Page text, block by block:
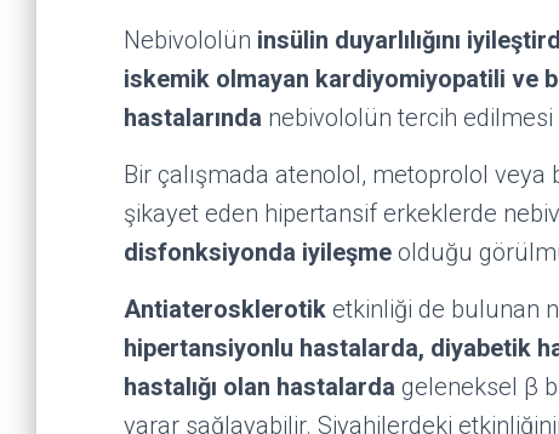
Nebivololün insülin duyarlılığını
iskemik olmayan kardiyomiyopatili ve
hastalarında nebivololün tercih
Bir çalışmada atenolol, metoprolol
şikayet eden hipertansif erkeklerde
disfonksiyonda iyileşme olduğu
Antiaterosklerotik etkinliği de bulunan
hipertansiyonlu hastalarda, diyabetik
hastalığı olan hastalarda geleneksel β
yarar sağlayabilir. Siyahilerdeki